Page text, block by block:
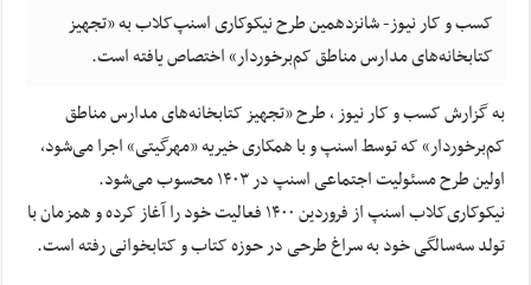
کسب و کار نیوز- شانزدهمین طرح نیکوکاری‌ اسنپ‌کلاب به «تجهیز
کتابخانه‌های مدارس مناطق کم‌برخوردار» اختصاص یافته است.
به گزارش کسب و کار نیوز ، طرح «تجهیز کتابخانه‌های مدارس مناطق
کم‌برخوردار» که توسط اسنپ و با همکاری خیریه‌ «مهرگیتی» اجرا می‌شود،
اولین طرح مسئولیت اجتماعی اسنپ در ۱۴۰۳ محسوب می‌شود.
نیکوکاری‌کلاب اسنپ از فروردین ۱۴۰۰ فعالیت خود را آغاز کرده و همزمان با
تولد سه‌سالگی خود به سراغ طرحی در حوزه کتاب و کتابخوانی رفته است.